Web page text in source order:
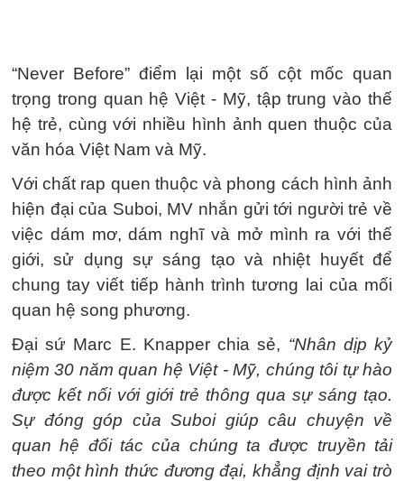
“Never Before” điểm lại một số cột mốc quan
trọng trong quan hệ Việt - Mỹ, tập trung vào thế
hệ trẻ, cùng với nhiều hình ảnh quen thuộc của
văn hóa Việt Nam và Mỹ.
Với chất rap quen thuộc và phong cách hình ảnh
hiện đại của Suboi, MV nhắn gửi tới người trẻ về
việc dám mơ, dám nghĩ và mở mình ra với thế
giới, sử dụng sự sáng tạo và nhiệt huyết để
chung tay viết tiếp hành trình tương lai của mối
quan hệ song phương.
Đại sứ Marc E. Knapper chia sẻ, “Nhân dịp kỷ
niệm 30 năm quan hệ Việt - Mỹ, chúng tôi tự hào
được kết nối với giới trẻ thông qua sự sáng tạo.
Sự đóng góp của Suboi giúp câu chuyện về
quan hệ đối tác của chúng ta được truyền tải
theo một hình thức đương đại, khẳng định vai trò